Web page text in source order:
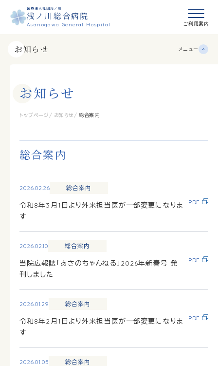
メニュ
ご利用案内
医療法人社団浅ノ川
浅ノ川総合病院
Asanogawa General Hospital
お知らせ メニュー
お知 らせ
トップページ お知らせ 総合案内
総合案内
2026.02.26 総合案内
令和8年3月1日より外来担当医が一部変更になりま
す
PDF
2026.02.10 総合案内
当院広報誌「あさのちゃんねる」2026年新春号 発
刊しました
PDF
2026.01.29 総合案内
令和8年2月1日より外来担当医が一部変更になりま
す
PDF
2026.01.05 総合案内